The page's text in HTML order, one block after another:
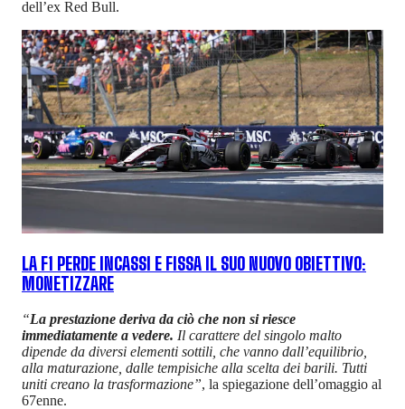
dell’ex Red Bull.
LA F1 PERDE INCASSI E FISSA IL SUO NUOVO OBIETTIVO:
MONETIZZARE
“La prestazione deriva da ciò che non si riesce
immediatamente a vedere. Il carattere del singolo malto
dipende da diversi elementi sottili, che vanno dall’equilibrio,
alla maturazione, dalle tempisiche alla scelta dei barili. Tutti
uniti creano la trasformazione”, la spiegazione dell’omaggio al
67enne.